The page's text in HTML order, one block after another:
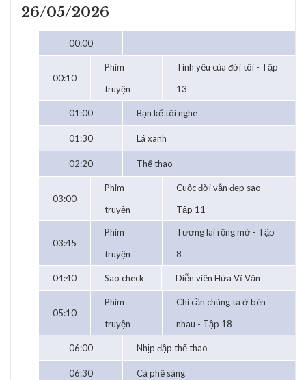
26/05/2026
00:00
00:10
Phim
truyện
Tình yêu của đời tôi - Tập
13
01:00 Bạn kể tôi nghe
01:30 Lá xanh
02:20 Thể thao
03:00
Phim
truyện
Cuộc đời vẫn đẹp sao -
Tập 11
03:45
Phim
truyện
Tương lai rộng mở - Tập
8
04:40 Sao check Diễn viên Hứa Vĩ Văn
05:10
Phim
truyện
Chỉ cần chúng ta ở bên
nhau - Tập 18
06:00 Nhịp đập thể thao
06:30 Cà phê sáng